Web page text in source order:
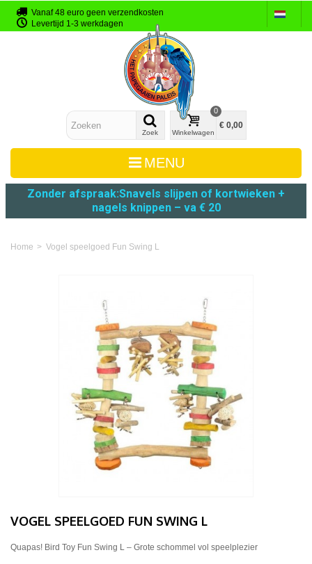
Vanaf 48 euro geen verzendkosten
Levertijd 1-3 werkdagen
Zoek Winkelwagen
0
€ 0,00
MENU
Zonder afspraak:Snavels slijpen of kortwieken +
nagels knippen – va € 20
Home > Vogel speelgoed Fun Swing L
VOGEL SPEELGOED FUN SWING L
Quapas! Bird Toy Fun Swing L – Grote schommel vol speelplezier